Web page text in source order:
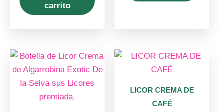
carrito
LICOR CREMA DE
CAFÉ